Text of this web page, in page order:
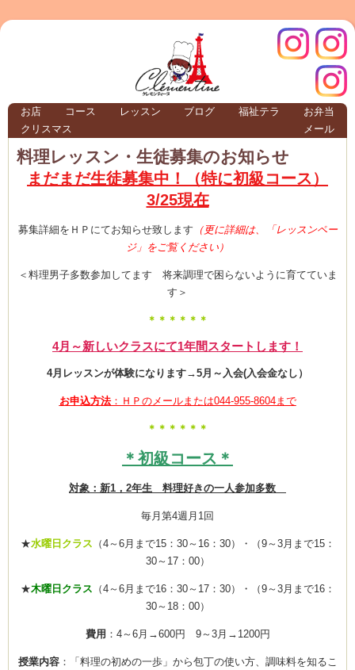
クレモンティーヌ – 新百合ヶ丘の料理教
お店 コース レッスン ブログ 福祉テラ
お弁当
クリスマス
メール
インス
クレモ
料理レッスン・生徒募集のお知らせ
まだまだ生徒募集中！（特に初級コース）
3/25現在
募集詳細をＨＰにてお知らせ致します （更に詳細は、「レッスンペー
ジ」をご覧ください）
＜料理男子多数参加してます 将来調理で困らないように育てていま
す＞
＊＊＊＊＊＊
4月～新しいクラスにて1年間スタートします！
4月レッスンが体験になります→5月～入会(入会金なし）
お申込方法：ＨＰのメールまたは044-955-8604まで
＊＊＊＊＊＊
＊初級コース＊
対象：新1，2年生 料理好きの一人参加多数
毎月第4週月1回
★水曜日クラス （4～6月まで15：30～16：30）・（9～3月まで15：
30～17：00）
★木曜日クラス （4～6月まで16：30～17：30）・（9～3月まで16：
30～18：00）
費用 ：4～6月→600円 9～3月→1200円
授業内容：「料理の初めの一歩」から包丁の使い方、調味料を知るこ